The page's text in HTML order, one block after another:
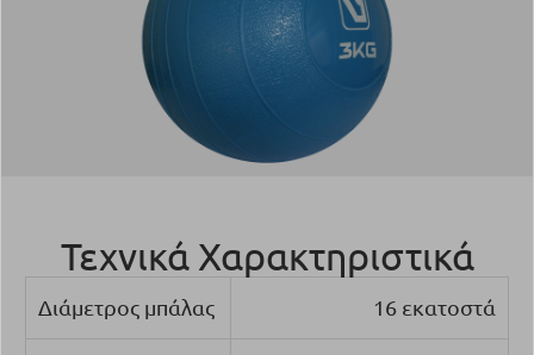
Τεχνικά Χαρακτηριστικά
Διάμετρος μπάλας 16 εκατοστά